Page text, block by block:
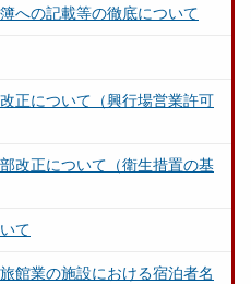
への記載等の徹底について
正について（興行場営業許可
改正について（衛生措置の基
て
館業の施設における宿泊者名